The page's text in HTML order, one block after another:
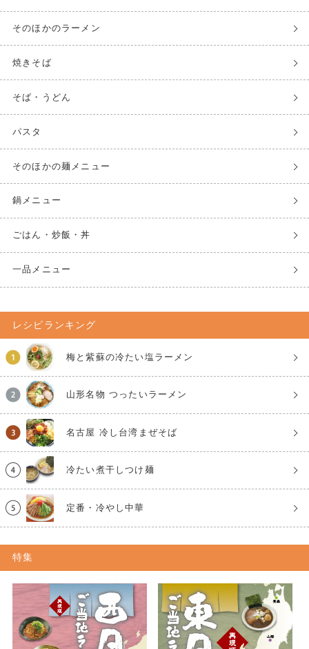
そのほかのラーメン
焼きそば
そば・うどん
パスタ
そのほかの麺メニュー
鍋メニュー
ごはん・炒飯・丼
一品メニュー
レシピランキング
梅と紫蘇の冷たい塩ラーメン
山形名物 つったいラーメン
名古屋 冷し台湾まぜそば
冷たい煮干しつけ麺
定番・冷やし中華
特集